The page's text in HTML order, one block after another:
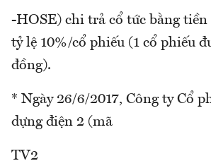
-HOSE) chi trả cổ tức bằng tiền
tỷ lệ 10%/cổ phiếu (1 cổ phiếu
đồng).
* Ngày 26/6/2017, Công ty Cổ
dựng điện 2 (mã
TV2